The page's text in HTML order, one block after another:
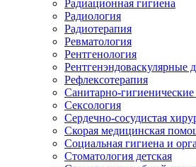
Радиационная гигиена
Радиология
Радиотерапия
Ревматология
Рентгенология
Рентгенэндоваскулярные
Рефлексотерапия
Санитарно-
Сексология
Сердечно-сосудистая
Скорая медицинская
Социальная гигиена и
Стоматология детская